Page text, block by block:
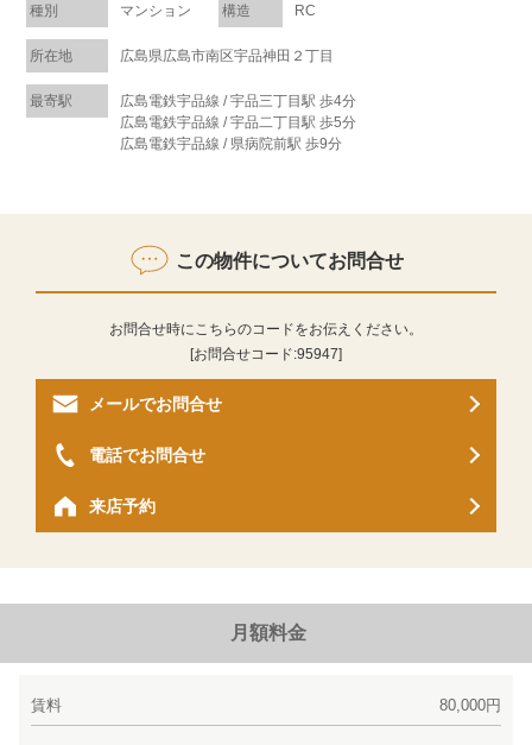
種別 マンション 構造 RC
所在地 広島県広島市南区宇品神田２丁目
最寄駅
広島電鉄宇品線 / 宇品三丁目駅 歩4分
広島電鉄宇品線 / 宇品二丁目駅 歩5分
広島電鉄宇品線 / 県病院前駅 歩9分
この物件についてお問合せ
お問合せ時にこちらのコードをお伝えください。
[お問合せコード:95947]
メールでお問合せ
来店予約
電話でお問合せ
月額料金
賃料 80,000円